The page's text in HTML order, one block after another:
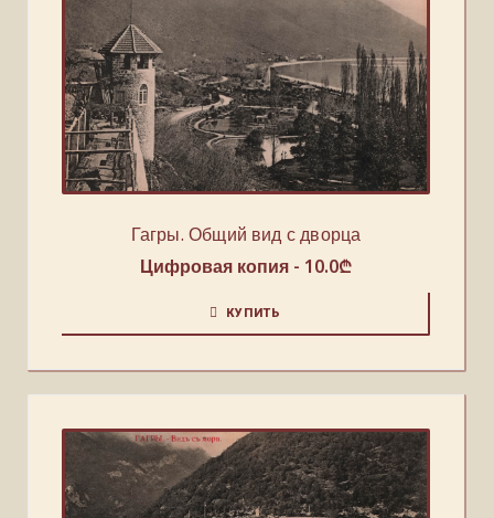
Гагры. Общий вид с дворца
Цифровая копия - 10.0₾
КУПИТЬ